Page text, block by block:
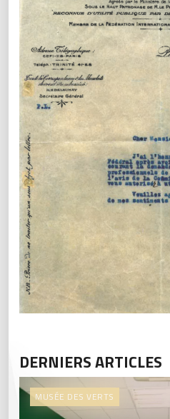
DERNIERS ARTICLES
MUSÉE DES VERTS